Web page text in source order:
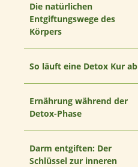
Die natürlichen
Entgiftungswege des
Körpers
So läuft eine Detox Kur ab
Ernährung während der
Detox-Phase
Darm entgiften: Der
Schlüssel zur inneren